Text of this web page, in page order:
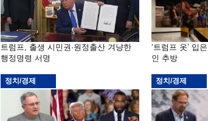
트럼프, 출생 시민권·원정출산 겨냥한
행정명령 서명
‘트럼프 옷’ 입
인 추방
정치/경제 정치/경제